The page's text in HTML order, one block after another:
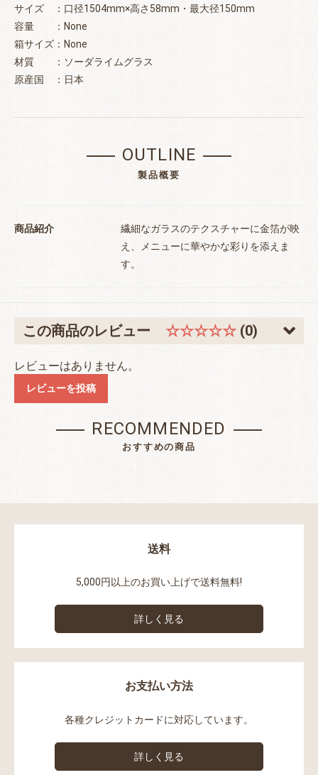
サイズ ：口径1504mm×高さ58mm・最大径150mm
容量 ：None
箱サイズ：None
材質 ：ソーダライムグラス
原産国 ：日本
OUTLINE
製品概要
商品紹介
繊細なガラスのテクスチャーに金箔が映
え、メニューに華やかな彩りを添えま
す。
この商品のレビュー ☆☆☆☆☆ (0)
レビューはありません。
レビューを投稿
RECOMMENDED
おすすめの商品
送料
5,000円以上のお買い上げで送料無料!
詳しく見る
お支払い方法
各種クレジットカードに対応しています。
詳しく見る